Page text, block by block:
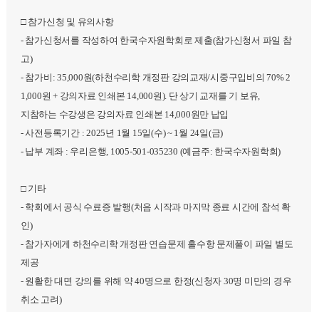
□ 참가신청 및 유의사항
- 참가신청서를 작성하여 한국수자원학회로 제출(참가신청서 파일 참
고)
- 참가비: 35,000원(하천수리학 개정판 강의교재/시중구입비의 70% 2
1,000원 + 강의자료 인쇄본 14,000원). 단 상기 교재를 기 보유,
지참하는 수강생은 강의자료 인쇄본 14,000원만 납입
- 사전등록기간 : 2025년 1월 15일(수) ~ 1월 24일(금)
- 납부 계좌 : 우리은행, 1005-501-035230 (예금주: 한국수자원학회)
□ 기타
- 학회에서 공식 수료증 발행(처음 시작과 마지막 종료 시간에 참석 확
인)
- 참가자에게 하천수리학 개정판 연습문제 홀수항 문제풀이 파일 별도
제공
- 원활한 대면 강의를 위해 약 40명으로 한정(신청자 30명 미만의 경우
취소 고려)